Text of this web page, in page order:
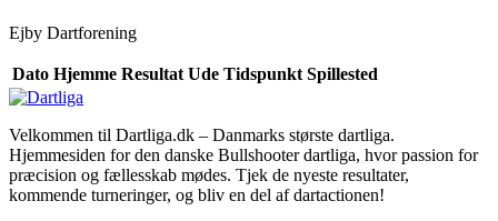
Ejby Dartforening
Dato Hjemme Resultat Ude Tidspunkt Spillested
Velkommen til Dartliga.dk – Danmarks største dartliga.
Hjemmesiden for den danske Bullshooter dartliga, hvor passion for
præcision og fællesskab mødes. Tjek de nyeste resultater,
kommende turneringer, og bliv en del af dartactionen!